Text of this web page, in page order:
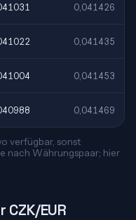
0,041426
0,041435
0,041453
0,041469
verfügbar, sonst
nach Währungspaar; hier
EUR